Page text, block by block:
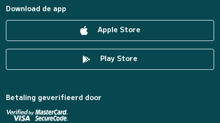
Download de app
Apple Store
Play Store
Betaling geverifieerd door